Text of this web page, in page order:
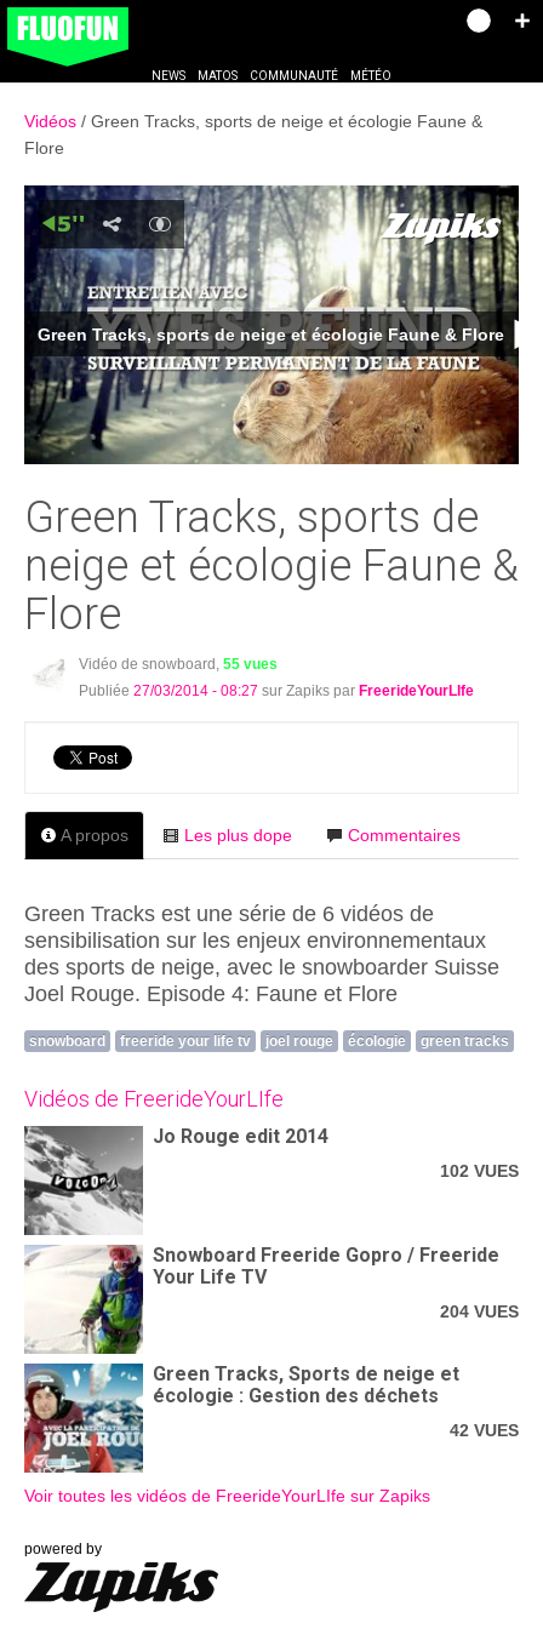
NEWS MATOS COMMUNAUTÉ MÉTÉO
Vidéos
Green Tracks, sports de neige et écologie Faune &
Flore
Green Tracks, sports de neige et écologie Faune & Flore
Green Tracks, sports de
neige et écologie Faune &
Flore
Vidéo de snowboard, 55 vues
Publiée 27/03/2014 - 08:27 sur Zapiks par FreerideYourLIfe
A propos Les plus dope Commentaires
Green Tracks est une série de 6 vidéos de
sensibilisation sur les enjeux environnementaux
des sports de neige, avec le snowboarder Suisse
Joel Rouge. Episode 4: Faune et Flore
snowboard freeride your life tv joel rouge écologie green tracks
Vidéos de FreerideYourLIfe
Jo Rouge edit 2014
102 VUES
Snowboard Freeride Gopro / Freeride
Your Life TV
204 VUES
Green Tracks, Sports de neige et
écologie : Gestion des déchets
42 VUES
Voir toutes les vidéos de FreerideYourLIfe sur Zapiks
powered by